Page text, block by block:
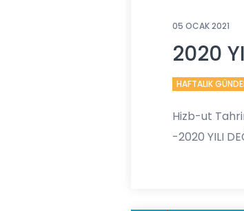
05 OCAK 2021
2020
HAFTALIK
Hizb-ut
-2020 YILI